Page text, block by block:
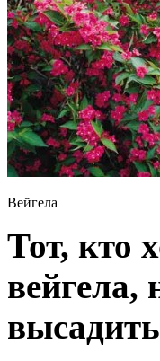
Вейгела
Тот, кто
вейгела,